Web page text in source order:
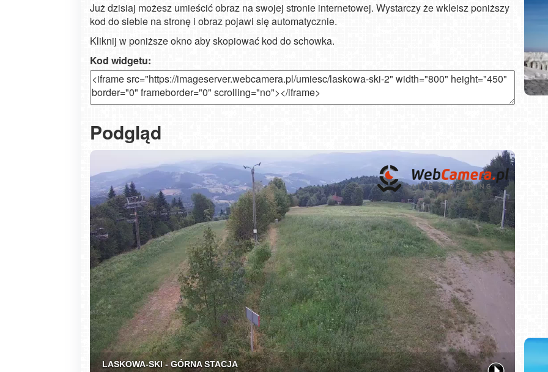
Już dzisiaj możesz umieścić obraz na swojej stronie internetowej. Wystarczy że wkleisz poniższy
kod do siebie na stronę i obraz pojawi się automatycznie.
Kliknij w poniższe okno aby skopiować kod do schowka.
Kod widgetu:
Podgląd